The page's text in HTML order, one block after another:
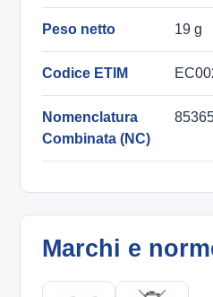
Peso netto 19 g
Codice ETIM
Nomenclatura
Combinata (NC)
Marchi e